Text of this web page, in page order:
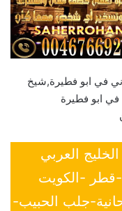
في ابو فطيرة,شيخ
ابو فطيرة
العربي
-قطر -الكويت
جلب الحبيب-